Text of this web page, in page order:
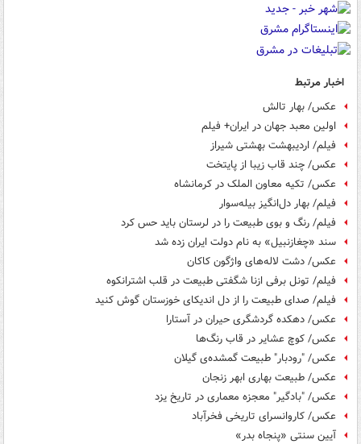
اخبار مرتبط
عکس/ بهار تالش
اولین معبد جهان در ایران+ فیلم
فیلم/ اردیبهشت بهشتی شیراز
عکس/ چند قاب زیبا از پایتخت
عکس/ تکیه معاون الملک در کرمانشاه
فیلم/ بهار دل‌انگیز بیله‌سوار
فیلم/ رنگ و بوی طبیعت را در لرستان باید حس کرد
سند «چغازنبیل» به نام دولت ایران زده شد
عکس/ دشت لاله‌های واژگون کاکان
فیلم/ تونل برفی ازنا شگفتی طبیعت در قلب اشترانکوه
فیلم/ صدای طبیعت را از دل اندیکای خوزستان گوش کنید
عکس/ دهکده گردشگری حیران در آستارا
عکس/ کوچ عشایر در قاب رنگ‌ها
عکس/ "رودبار" طبیعت گمشده‌ی گیلان
عکس/ طبیعت بهاری ابهر زنجان
عکس/ "بادگیر" معجزه معماری در تاریخ یزد
عکس/ کاروانسرای تاریخی فخرآباد
آیین سنتی «پنجاه بدر»